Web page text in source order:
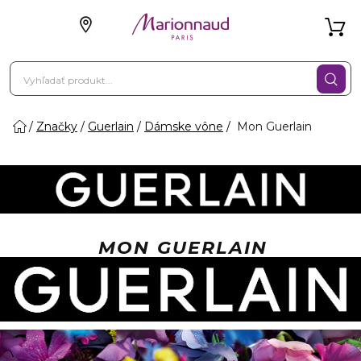
Značky Guerlain Dámske vône Mon Guerlain
MON GUERLAIN